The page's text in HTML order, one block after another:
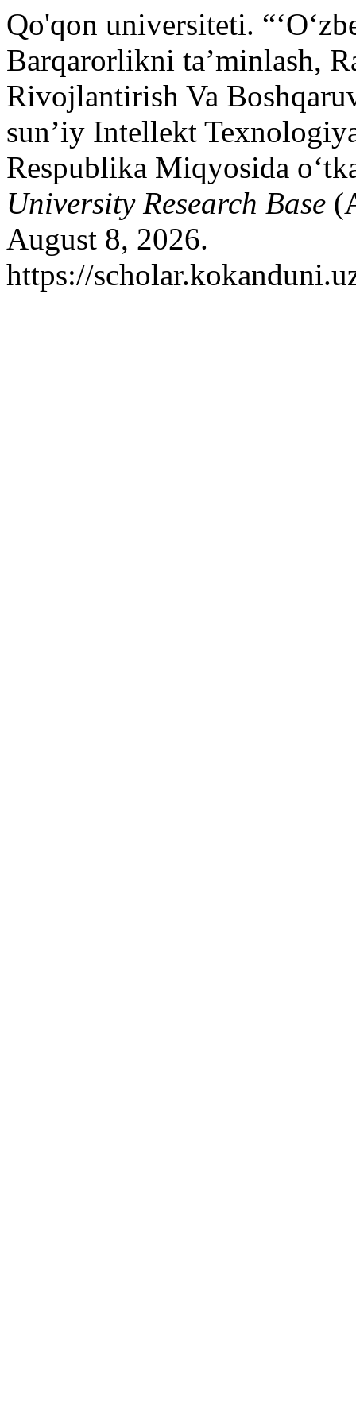
Qo'qon universiteti.
Barqarorlikni ta’minlash,
Rivojlantirish Va
sun’iy Intellekt
Respublika Miqyosida
University Research Base
August 8, 2026.
https://